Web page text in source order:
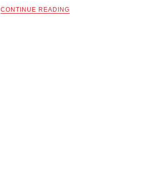
CONTINUE READING